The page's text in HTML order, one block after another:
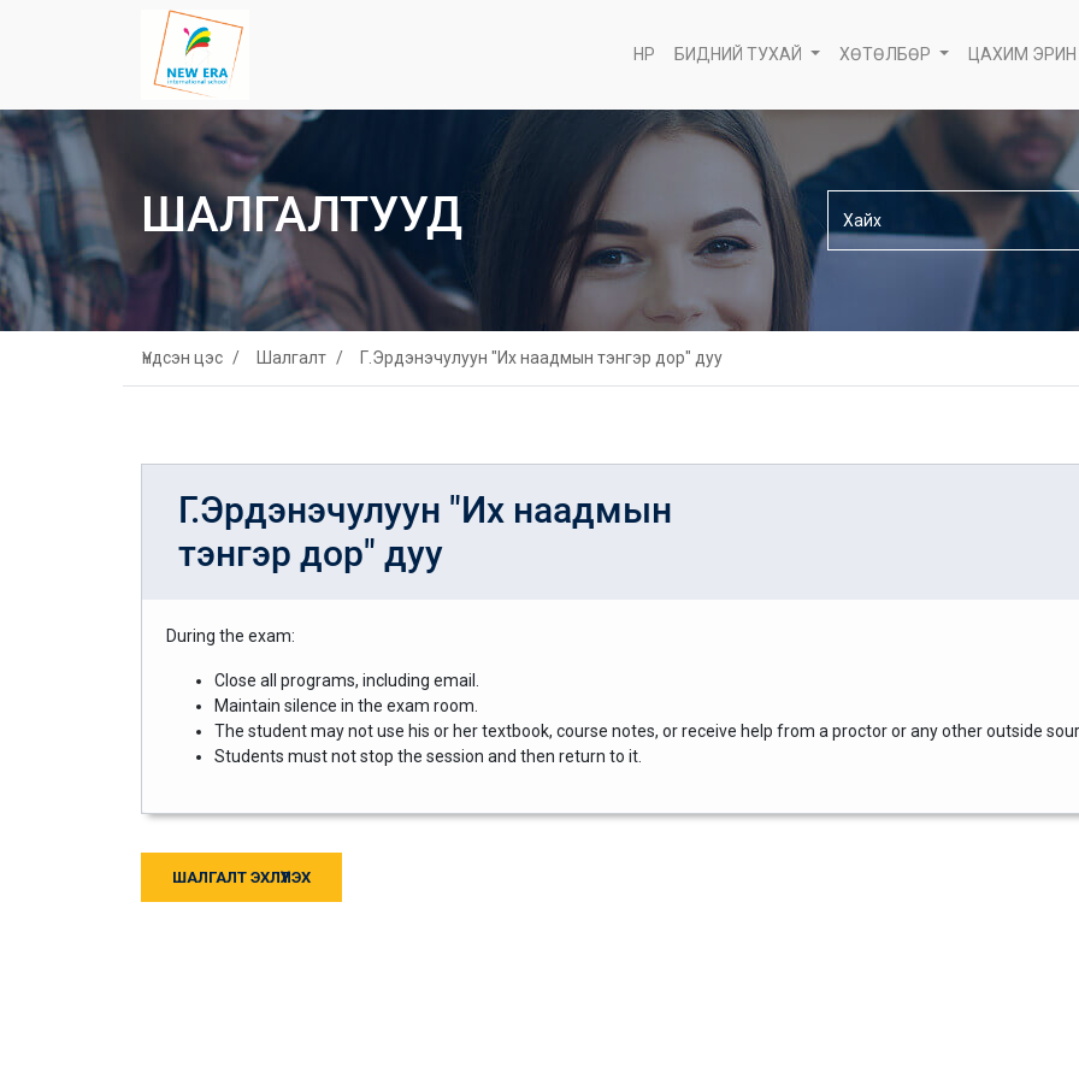
НҮҮР БИДНИЙ ТУХАЙ ХӨТӨЛБӨР ЦАХИМ ЭРИН
ШАЛГАЛТУУД
Үндсэн цэс Шалгалт Г.Эрдэнэчулуун "Их наадмын тэнгэр дор" дуу
Г.Эрдэнэчулуун "Их наадмын
тэнгэр дор" дуу
During the exam:
Close all programs, including email.
Maintain silence in the exam room.
The student may not use his or her textbook, course notes, or receive help from a proctor or any other outside
Students must not stop the session and then return to it.
ШАЛГАЛТ ЭХЛҮҮЛЭХ